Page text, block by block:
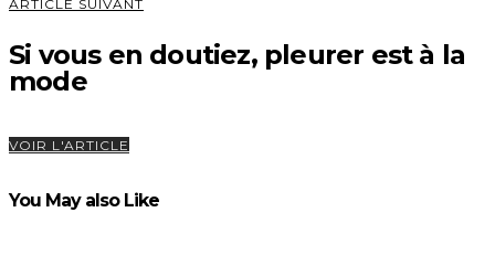
ARTICLE SUIVANT
Si vous en doutiez, pleurer est à la
mode
VOIR L'ARTICLE
You May also Like